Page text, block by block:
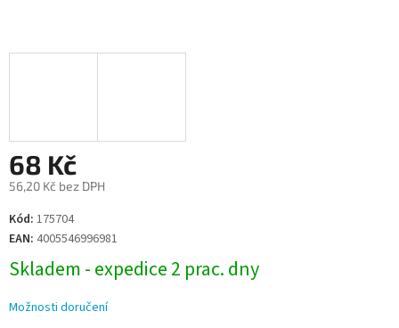
68 Kč
56,20 Kč bez DPH
Měrná
cena:
Kód: 175704
EAN: 4005546996981
Skladem - expedice 2 prac. dny
Možnosti doručení